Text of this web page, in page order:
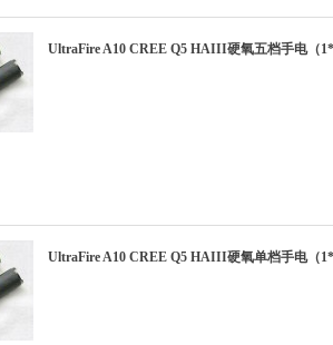
UltraFire A10 CREE Q5 HAIII硬氧五档手电（
UltraFire A10 CREE Q5 HAIII硬氧单档手电（